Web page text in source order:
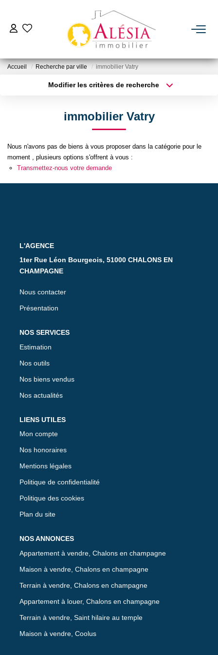
ACHETER
NOTRE AGENCE
Accueil Recherche par ville immobilier Vatry
Modifier les critères de recherche
Budget max Plus de critères
immobilier Vatry
Nous n'avons pas de biens à vous proposer dans la catégorie pour le
moment , plusieurs options s'offrent à vous :
Transmettez-nous votre demande
L'AGENCE
1ter Rue Léon Bourgeois, 51000 CHALONS EN
CHAMPAGNE
Nous contacter
Présentation
NOS SERVICES
Estimation
Nos outils
Nos biens vendus
Nos actualités
LIENS UTILES
Mon compte
Nos honoraires
Mentions légales
Politique de confidentialité
Politique des cookies
Plan du site
NOS ANNONCES
Appartement à vendre, Chalons en champagne
Maison à vendre, Chalons en champagne
Terrain à vendre, Chalons en champagne
Appartement à louer, Chalons en champagne
Terrain à vendre, Saint hilaire au temple
Maison à vendre, Coolus